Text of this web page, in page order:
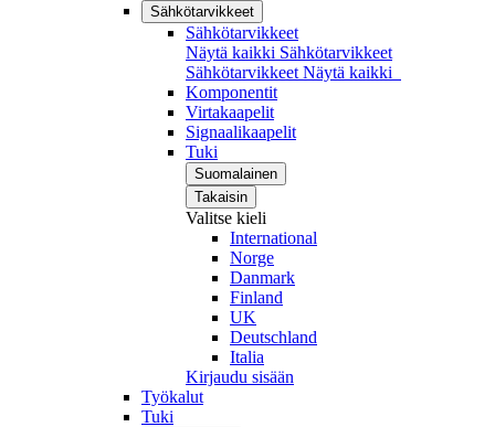
Sähkötarvikkeet
Sähkötarvikkeet
Näytä kaikki Sähkötarvikkeet
Sähkötarvikkeet Näytä kaikki
Komponentit
Virtakaapelit
Signaalikaapelit
Tuki
Suomalainen
Takaisin
Valitse kieli
International
Norge
Danmark
Finland
UK
Deutschland
Italia
Kirjaudu sisään
Työkalut
Tuki